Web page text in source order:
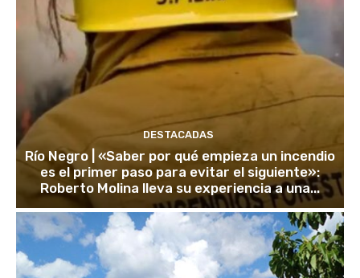
DESTACADAS
Río Negro | «Saber por qué empieza un incendio
es el primer paso para evitar el siguiente»:
Roberto Molina lleva su experiencia a una...